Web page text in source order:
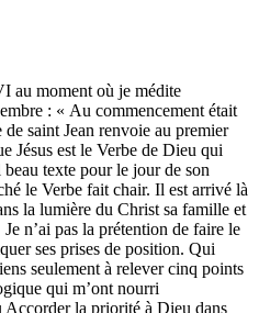
au moment où je médite
: « Au commencement était
saint Jean renvoie au premier
Jésus est le Verbe de Dieu qui
texte pour le jour de son
le Verbe fait chair. Il est arrivé là
la lumière du Christ sa famille et
n’ai pas la prétention de faire le
ses prises de position. Qui
seulement à relever cinq points
qui m’ont nourri
la priorité à Dieu dans